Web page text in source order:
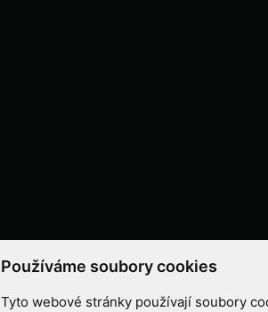
Používáme soubory cookies
Tyto webové stránky používají soubory